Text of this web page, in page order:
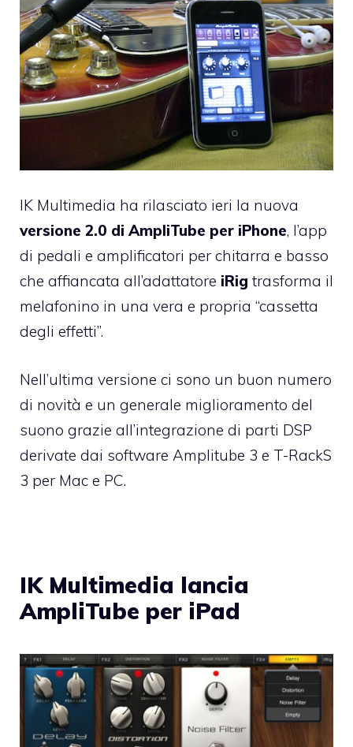
IK Multimedia ha rilasciato ieri la nuova
versione 2.0 di AmpliTube per iPhone, l’app
di pedali e amplificatori per chitarra e basso
che affiancata all’adattatore iRig trasforma il
melafonino in una vera e propria “cassetta
degli effetti”.
Nell’ultima versione ci sono un buon numero
di novità e un generale miglioramento del
suono grazie all’integrazione di parti DSP
derivate dai software Amplitube 3 e T-RackS
3 per Mac e PC.
IK Multimedia lancia
AmpliTube per iPad